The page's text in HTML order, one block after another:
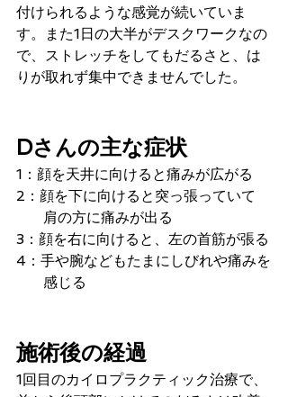
付けられるような感覚が続いていま
す。また1日の大半がデスクワークなの
で、ストレッチをしてもだるさと、は
りが取れず集中できませんでした。
Dさんの主な症状
1：顔を天井に向けると痛みが広がる
2：顔を下に向けると突っ張っていて
      肩の方に痛みが出る
3：顔を右に向けると、左の首筋が張る
4：手や腕などもたまにしびれや痛みを
      感じる
施術後の経過
1回目のカイロプラクティック治療で、